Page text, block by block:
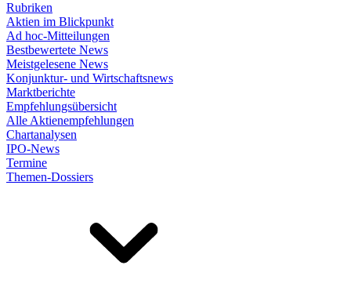
Rubriken
Aktien im Blickpunkt
Ad hoc-Mitteilungen
Bestbewertete News
Meistgelesene News
Konjunktur- und Wirtschaftsnews
Marktberichte
Empfehlungsübersicht
Alle Aktienempfehlungen
Chartanalysen
IPO-News
Termine
Themen-Dossiers